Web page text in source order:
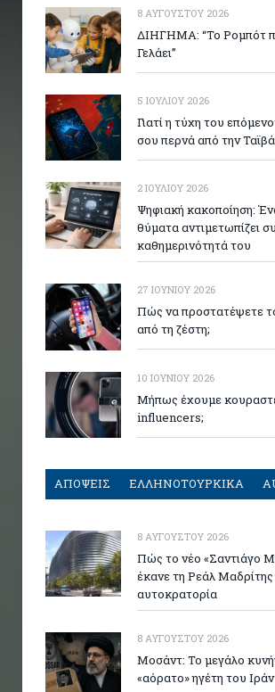
8 ΑΥΓΟΎΣΤΟΥ 2026
ΔΙΗΓΗΜΑ: “Το Ρομπότ
Γελάει”
5 ΙΟΥΛΊΟΥ 2026
Γιατί η τύχη του
σου περνά από την
2 ΙΟΥΛΊΟΥ 2026
Ψηφιακή κακοποίηση:
θύματα αντιμετωπίζει
καθημερινότητά του
27 ΙΟΥΝΊΟΥ 2026
Πώς να προστατέψετε
από τη ζέστη;
10 ΙΟΥΝΊΟΥ 2026
Μήπως έχουμε
influencers;
ΑΠΟΨΕΙΣ ΕΛΛΗΝΟΤΟΥΡΚΙΚΑ
8 ΑΥΓΟΎΣΤΟΥ 2026
Πώς το νέο «Σαντιάγο
έκανε τη Ρεάλ Μαδρίτης
αυτοκρατορία
8 ΑΥΓΟΎΣΤΟΥ 2026
Μοσάντ: Το μεγάλο
«αόρατο» ηγέτη του Ιράν